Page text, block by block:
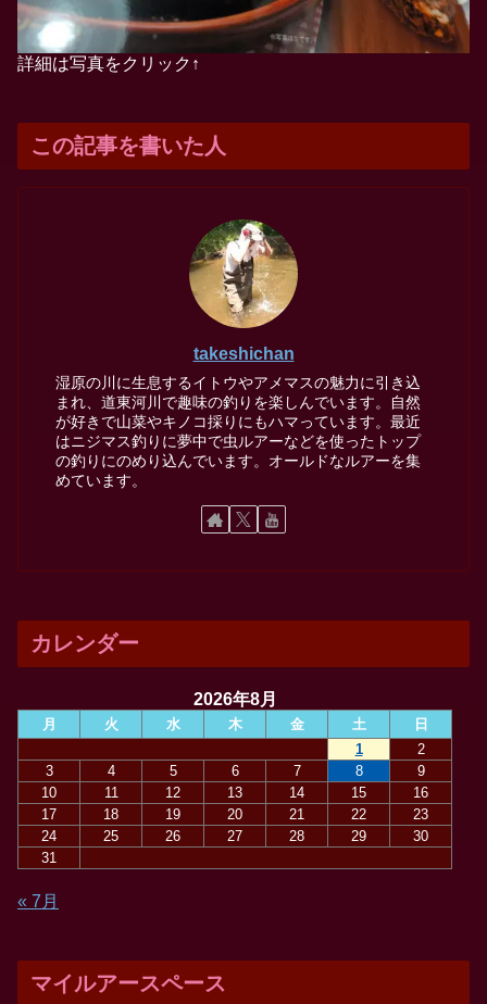
詳細は写真をクリック↑
この記事を書いた人
takeshichan
湿原の川に生息するイトウやアメマスの魅力に引き込
まれ、道東河川で趣味の釣りを楽しんでいます。自然
が好きで山菜やキノコ採りにもハマっています。最近
はニジマス釣りに夢中で虫ルアーなどを使ったトップ
の釣りにのめり込んでいます。オールドなルアーを集
めています。
カレンダー
2026年8月
月 火 水 木 金 土
日
1
2
3
4 5 6 7 8
9
10
11 12 13 14 15
16
17
18 19 20 21 22
23
24
25 26 27 28 29
30
31
« 7月
マイルアースペース